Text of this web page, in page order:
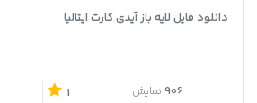
دانلود فایل لایه باز آیدی کارت ایتالیا
906 نمایش 1